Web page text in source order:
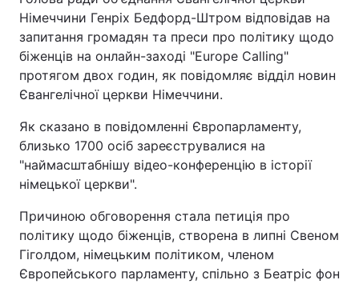
Техно і зв'язок Лайт
Зброя Інциденти
Здоров'я Туризм
Цікавинки Погода
Відео з Youtube Статті
Інтерв'ю Думки
Архів Вакансії
Німеччини Генріх Бедфорд-Штром відповідав на
запитання громадян та преси про політику щодо
біженців на онлайн-заході "Europe Calling"
протягом двох годин, як повідомляє відділ новин
Євангелічної церкви Німеччини.
Як сказано в повідомленні Європарламенту,
близько 1700 осіб зареєструвалися на
"наймасштабнішу відео-конференцію в історії
німецької церкви".
Причиною обговорення стала петиція про
політику щодо біженців, створена в липні Свеном
Гіголдом, німецьким політиком, членом
Європейського парламенту, спільно з Беатріс фон